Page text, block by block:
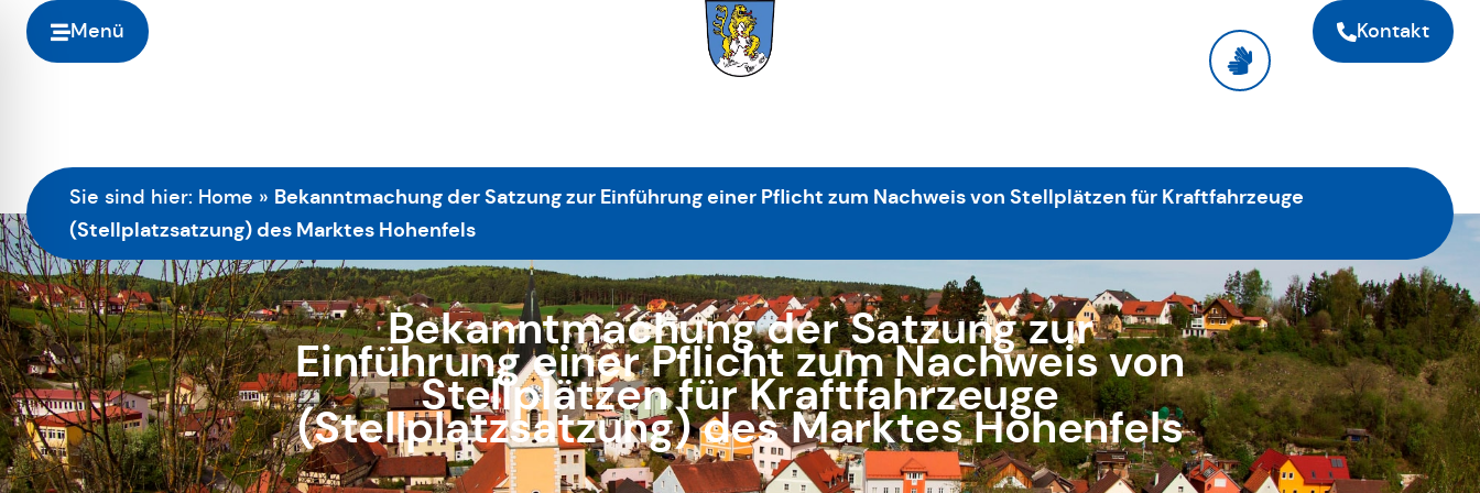
Menü Kontakt
Sie sind hier: Home » Bekanntmachung der Satzung zur Einführung einer Pflicht zum Nachweis von Stellplätzen für Kraftfahrzeuge
(Stellplatzsatzung) des Marktes Hohenfels
Bekanntmachung der Satzung zur
Einführung einer Pflicht zum Nachweis von
Stellplätzen für Kraftfahrzeuge
(Stellplatzsatzung) des Marktes Hohenfels